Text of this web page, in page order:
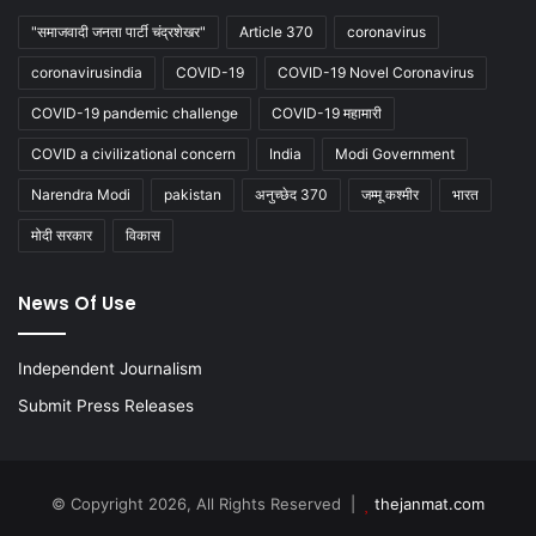
"समाजवादी जनता पार्टी चंद्रशेखर" Article 370 coronavirus
coronavirusindia COVID-19 COVID-19 Novel Coronavirus
COVID-19 pandemic challenge COVID-19 महामारी
COVID a civilizational concern India Modi Government
Narendra Modi pakistan अनुच्छेद 370 जम्मू कश्मीर भारत
मोदी सरकार विकास
News Of Use
Independent Journalism
Submit Press Releases
© Copyright 2026, All Rights Reserved |
thejanmat.com